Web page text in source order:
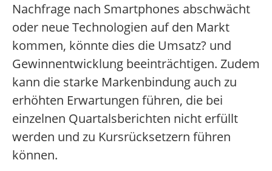
Nachfrage nach Smartphones abschwächt
oder neue Technologien auf den Markt
kommen, könnte dies die Umsatz? und
Gewinnentwicklung beeinträchtigen. Zudem
kann die starke Markenbindung auch zu
erhöhten Erwartungen führen, die bei
einzelnen Quartalsberichten nicht erfüllt
werden und zu Kursrücksetzern führen
können.